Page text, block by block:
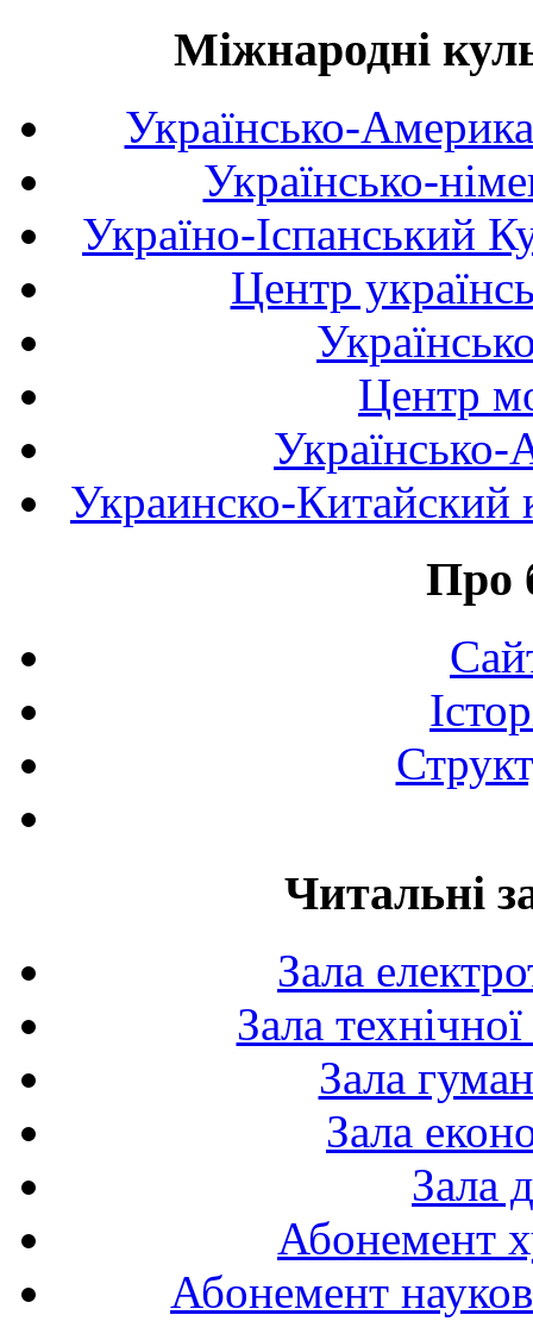
Міжнародні
Українсько-
Українсько-
Україно-Іспанський
Центр
Центр
Українсько-
Украинско-Китайский
Про
Читальні
Зала
Зала
Зала
Зала
Зала
Абонемент
Абонемент